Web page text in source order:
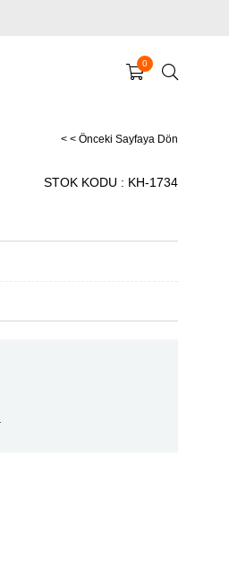
0
< < Önceki Sayfaya Dön
STOK KODU KH-1734